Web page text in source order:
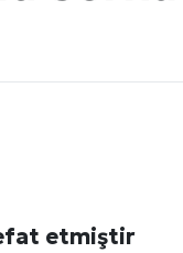
etmiştir